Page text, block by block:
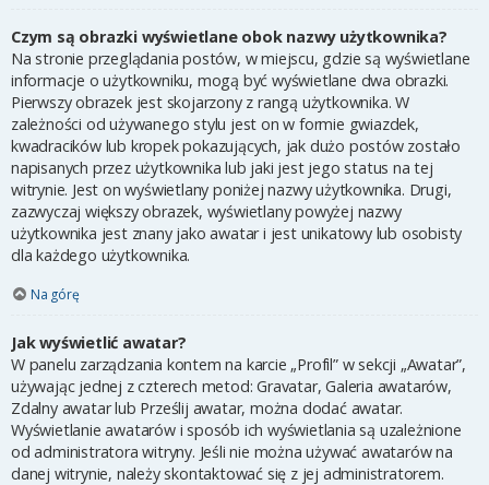
Czym są obrazki wyświetlane obok nazwy użytkownika?
Na stronie przeglądania postów, w miejscu, gdzie są wyświetlane
informacje o użytkowniku, mogą być wyświetlane dwa obrazki.
Pierwszy obrazek jest skojarzony z rangą użytkownika. W
zależności od używanego stylu jest on w formie gwiazdek,
kwadracików lub kropek pokazujących, jak dużo postów zostało
napisanych przez użytkownika lub jaki jest jego status na tej
witrynie. Jest on wyświetlany poniżej nazwy użytkownika. Drugi,
zazwyczaj większy obrazek, wyświetlany powyżej nazwy
użytkownika jest znany jako awatar i jest unikatowy lub osobisty
dla każdego użytkownika.
Na górę
Jak wyświetlić awatar?
W panelu zarządzania kontem na karcie „Profil” w sekcji „Awatar”,
używając jednej z czterech metod: Gravatar, Galeria awatarów,
Zdalny awatar lub Prześlij awatar, można dodać awatar.
Wyświetlanie awatarów i sposób ich wyświetlania są uzależnione
od administratora witryny. Jeśli nie można używać awatarów na
danej witrynie, należy skontaktować się z jej administratorem.